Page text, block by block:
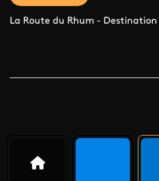
La Route du Rhum -